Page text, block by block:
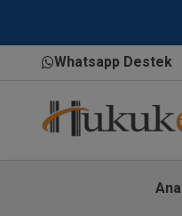
Whatsapp Destek